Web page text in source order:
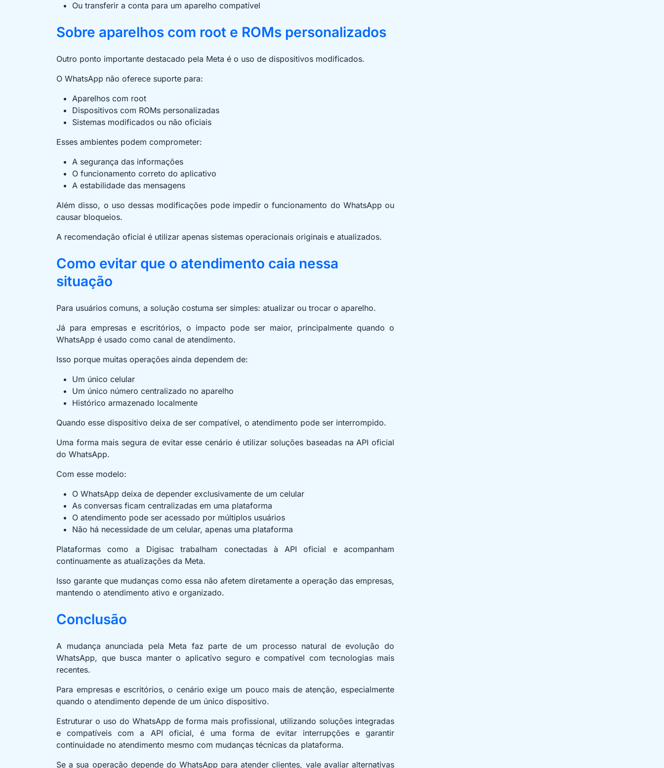
Ou transferir a conta para um aparelho compatível
Sobre aparelhos com root e ROMs personalizados
Outro ponto importante destacado pela Meta é o uso de dispositivos modificados.
O WhatsApp não oferece suporte para:
Aparelhos com root
Dispositivos com ROMs personalizadas
Sistemas modificados ou não oficiais
Esses ambientes podem comprometer:
A segurança das informações
O funcionamento correto do aplicativo
A estabilidade das mensagens
Além disso, o uso dessas modificações pode impedir o funcionamento do WhatsApp ou
causar bloqueios.
A recomendação oficial é utilizar apenas sistemas operacionais originais e atualizados.
Como evitar que o atendimento caia nessa
situação
Para usuários comuns, a solução costuma ser simples: atualizar ou trocar o aparelho.
Já para empresas e escritórios, o impacto pode ser maior, principalmente quando o
WhatsApp é usado como canal de atendimento.
Isso porque muitas operações ainda dependem de:
Um único celular
Um único número centralizado no aparelho
Histórico armazenado localmente
Quando esse dispositivo deixa de ser compatível, o atendimento pode ser interrompido.
Uma forma mais segura de evitar esse cenário é utilizar soluções baseadas na API oficial
do WhatsApp.
Com esse modelo:
O WhatsApp deixa de depender exclusivamente de um celular
As conversas ficam centralizadas em uma plataforma
O atendimento pode ser acessado por múltiplos usuários
Não há necessidade de um celular, apenas uma plataforma
Plataformas como a Digisac trabalham conectadas à API oficial e acompanham
continuamente as atualizações da Meta.
Isso garante que mudanças como essa não afetem diretamente a operação das empresas,
mantendo o atendimento ativo e organizado.
Conclusão
A mudança anunciada pela Meta faz parte de um processo natural de evolução do
WhatsApp, que busca manter o aplicativo seguro e compatível com tecnologias mais
recentes.
Para empresas e escritórios, o cenário exige um pouco mais de atenção, especialmente
quando o atendimento depende de um único dispositivo.
Estruturar o uso do WhatsApp de forma mais profissional, utilizando soluções integradas
e compatíveis com a API oficial, é uma forma de evitar interrupções e garantir
continuidade no atendimento mesmo com mudanças técnicas da plataforma.
Se a sua operação depende do WhatsApp para atender clientes, vale avaliar alternativas